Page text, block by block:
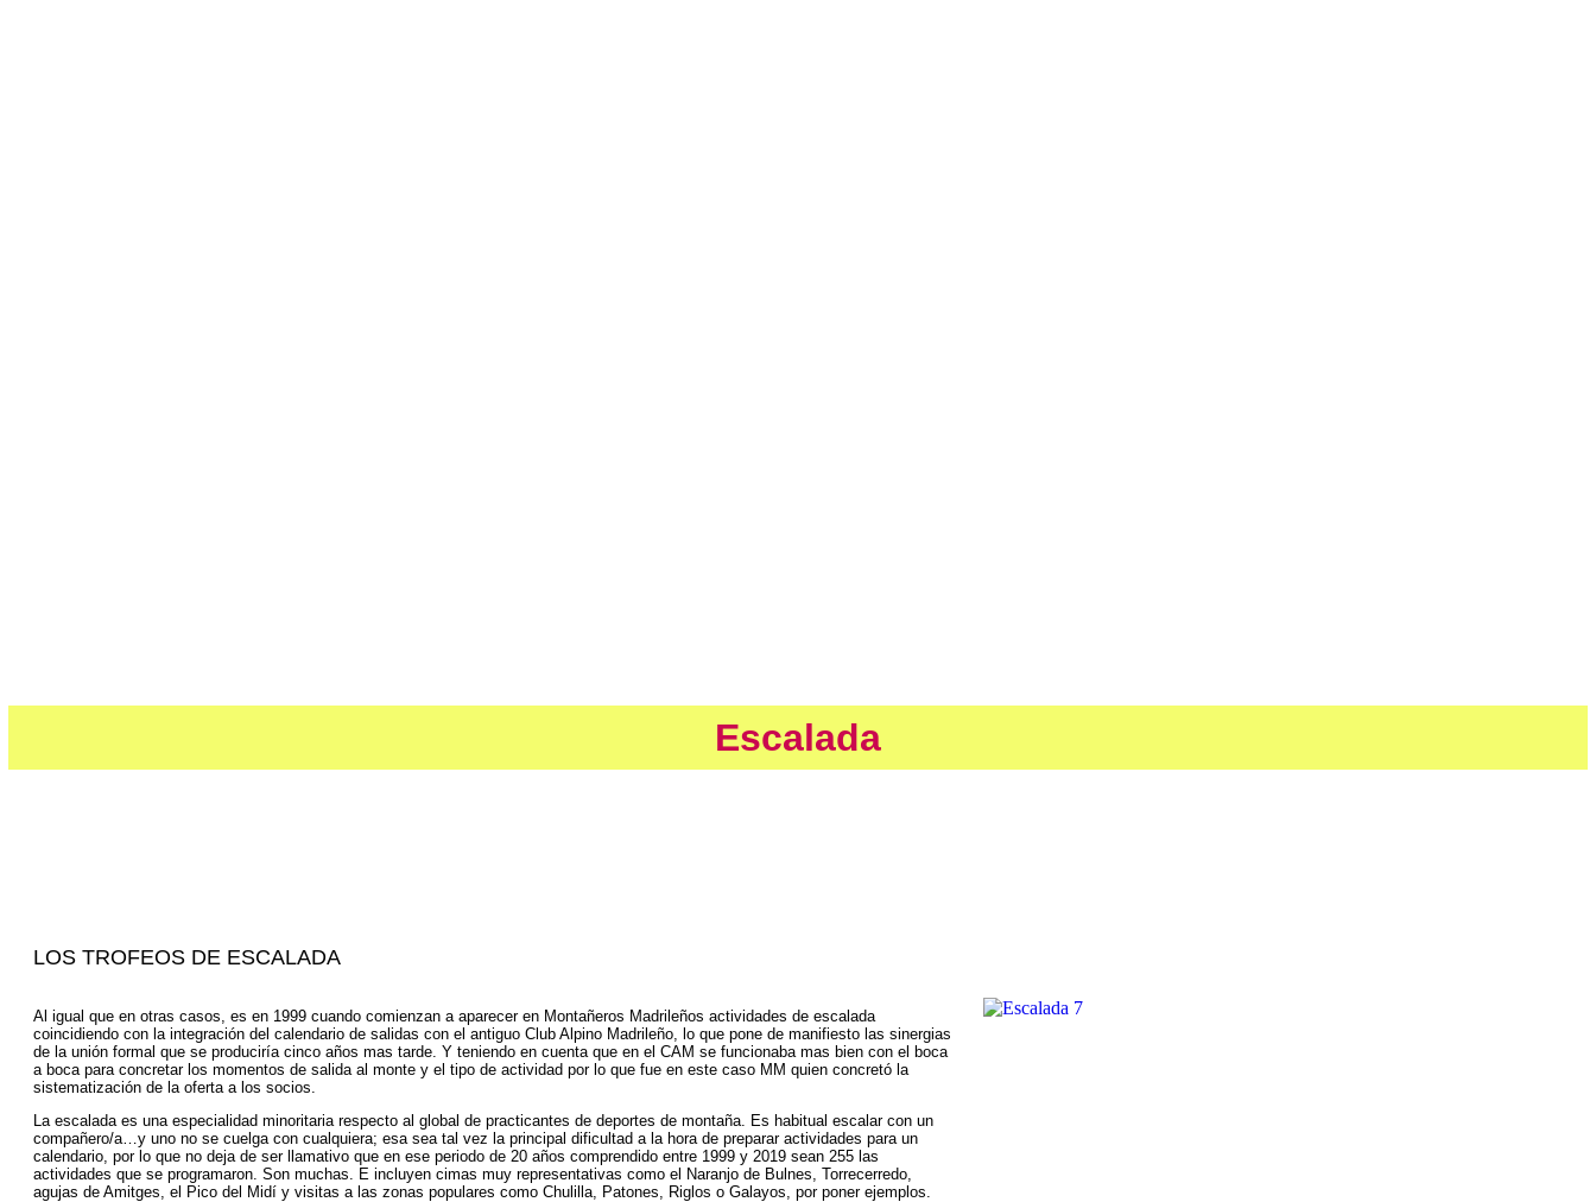
Escalada
LOS TROFEOS DE ESCALADA
Al igual que en otras casos, es en 1999 cuando comienzan a aparecer en Montañeros Madrileños actividades de escalada
coincidiendo con la integración del calendario de salidas con el antiguo Club Alpino Madrileño, lo que pone de manifiesto las sinergias
de la unión formal que se produciría cinco años mas tarde. Y teniendo en cuenta que en el CAM se funcionaba mas bien con el boca
a boca para concretar los momentos de salida al monte y el tipo de actividad por lo que fue en este caso MM quien concretó la
sistematización de la oferta a los socios.
La escalada es una especialidad minoritaria respecto al global de practicantes de deportes de montaña. Es habitual escalar con un
compañero/a…y uno no se cuelga con cualquiera; esa sea tal vez la principal dificultad a la hora de preparar actividades para un
calendario, por lo que no deja de ser llamativo que en ese periodo de 20 años comprendido entre 1999 y 2019 sean 255 las
actividades que se programaron. Son muchas. E incluyen cimas muy representativas como el Naranjo de Bulnes, Torrecerredo,
agujas de Amitges, el Pico del Midí y visitas a las zonas populares como Chulilla, Patones, Riglos o Galayos, por poner ejemplos.